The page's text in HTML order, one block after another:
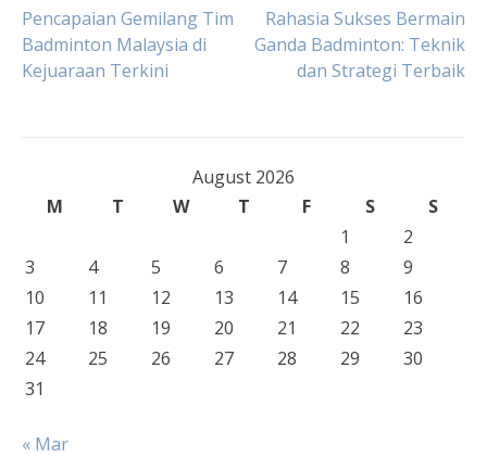
Post
navigation
Pencapaian Gemilang Tim
Badminton Malaysia di
Kejuaraan Terkini
Rahasia Sukses Bermain
Ganda Badminton: Teknik
dan Strategi Terbaik
August 2026
M
T W T F S
S
1
2
3
4 5 6 7 8
9
10
11 12 13 14 15
16
17
18 19 20 21 22
23
24
25 26 27 28 29
30
31
« Mar